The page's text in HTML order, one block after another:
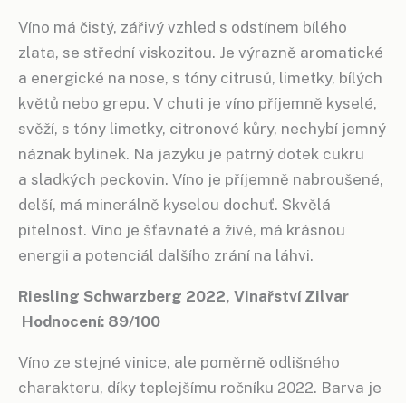
Víno má čistý, zářivý vzhled s odstínem bílého
zlata, se střední viskozitou. Je výrazně aromatické
a energické na nose, s tóny citrusů, limetky, bílých
květů nebo grepu. V chuti je víno příjemně kyselé,
svěží, s tóny limetky, citronové kůry, nechybí jemný
náznak bylinek. Na jazyku je patrný dotek cukru
a sladkých peckovin. Víno je příjemně nabroušené,
delší, má minerálně kyselou dochuť. Skvělá
pitelnost. Víno je šťavnaté a živé, má krásnou
energii a potenciál dalšího zrání na láhvi.
Riesling Schwarzberg 2022, Vinařství Zilvar
Hodnocení: 89/100
Víno ze stejné vinice, ale poměrně odlišného
charakteru, díky teplejšímu ročníku 2022. Barva je